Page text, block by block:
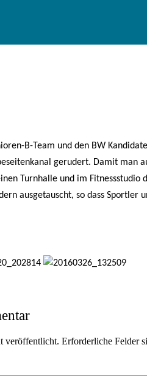
B-Team und den BW
gerudert. Damit man
Turnhalle und im
ausgetauscht, so dass
veröffentlicht. Erforderliche Felder